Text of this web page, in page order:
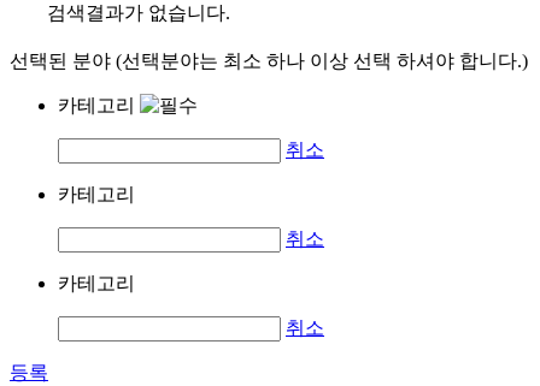
검색결과가 없습니다.
선택된 분야 (선택분야는 최소 하나 이상 선택 하셔야 합니다.)
카테고리
취소
카테고리
취소
카테고리
취소
등록